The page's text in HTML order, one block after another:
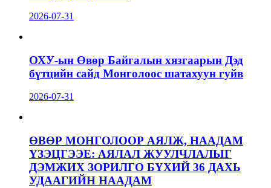
2026-07-31
ОХУ-ын Өвөр Байгалын хязгаарын Дэд
бүтцийн сайд Монголоос шатахуун гуйв
2026-07-31
ӨВӨР МОНГОЛООР АЯЛЖ, НААДАМ
ҮЗЭЦГЭЭЕ: АЯЛАЛ ЖУУЛЧЛАЛЫГ
ДЭМЖИХ ЗОРИЛГО БҮХИЙ 36 ДАХЬ
УДААГИЙН НААДАМ